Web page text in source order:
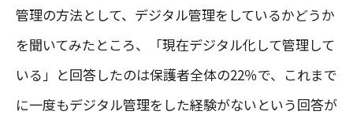
管理の方法として、デジタル管理をしているかどうか
を聞いてみたところ、「現在デジタル化して管理して
いる」と回答したのは保護者全体の22％で、これまで
に一度もデジタル管理をした経験がないという回答が